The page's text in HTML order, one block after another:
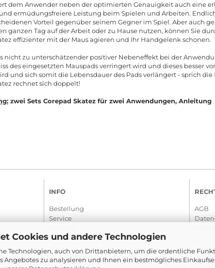
Cookies und andere Technologien
Technologien, auch von Drittanbietern, um die ordentliche
Angebotes zu analysieren und Ihnen ein bestmögliches
dem Anwender neben der optimierten Genauigkeit auch eine
ermüdungsfreiere Leistung beim Spielen und Arbeiten.
Vorteil gegenüber seinem Gegner im Spiel. Aber auch
ganzen Tag auf der Arbeit oder zu Hause nutzen, können Sie
effizienter mit der Maus agieren und Ihr Handgelenk schonen.
nicht zu unterschätzender positiver Nebeneffekt bei der
des eingesetzten Mauspads verringert wird und dieses besser
und sich somit die Lebensdauer des Pads verlängert - sprich
rechnet sich doppelt!
zwei Sets Corepad Skatez für zwei Anwendungen, Anleitung
INFO
Bestellung
Service
AGB
© 2016-2026 Com-Tra.de | Alle